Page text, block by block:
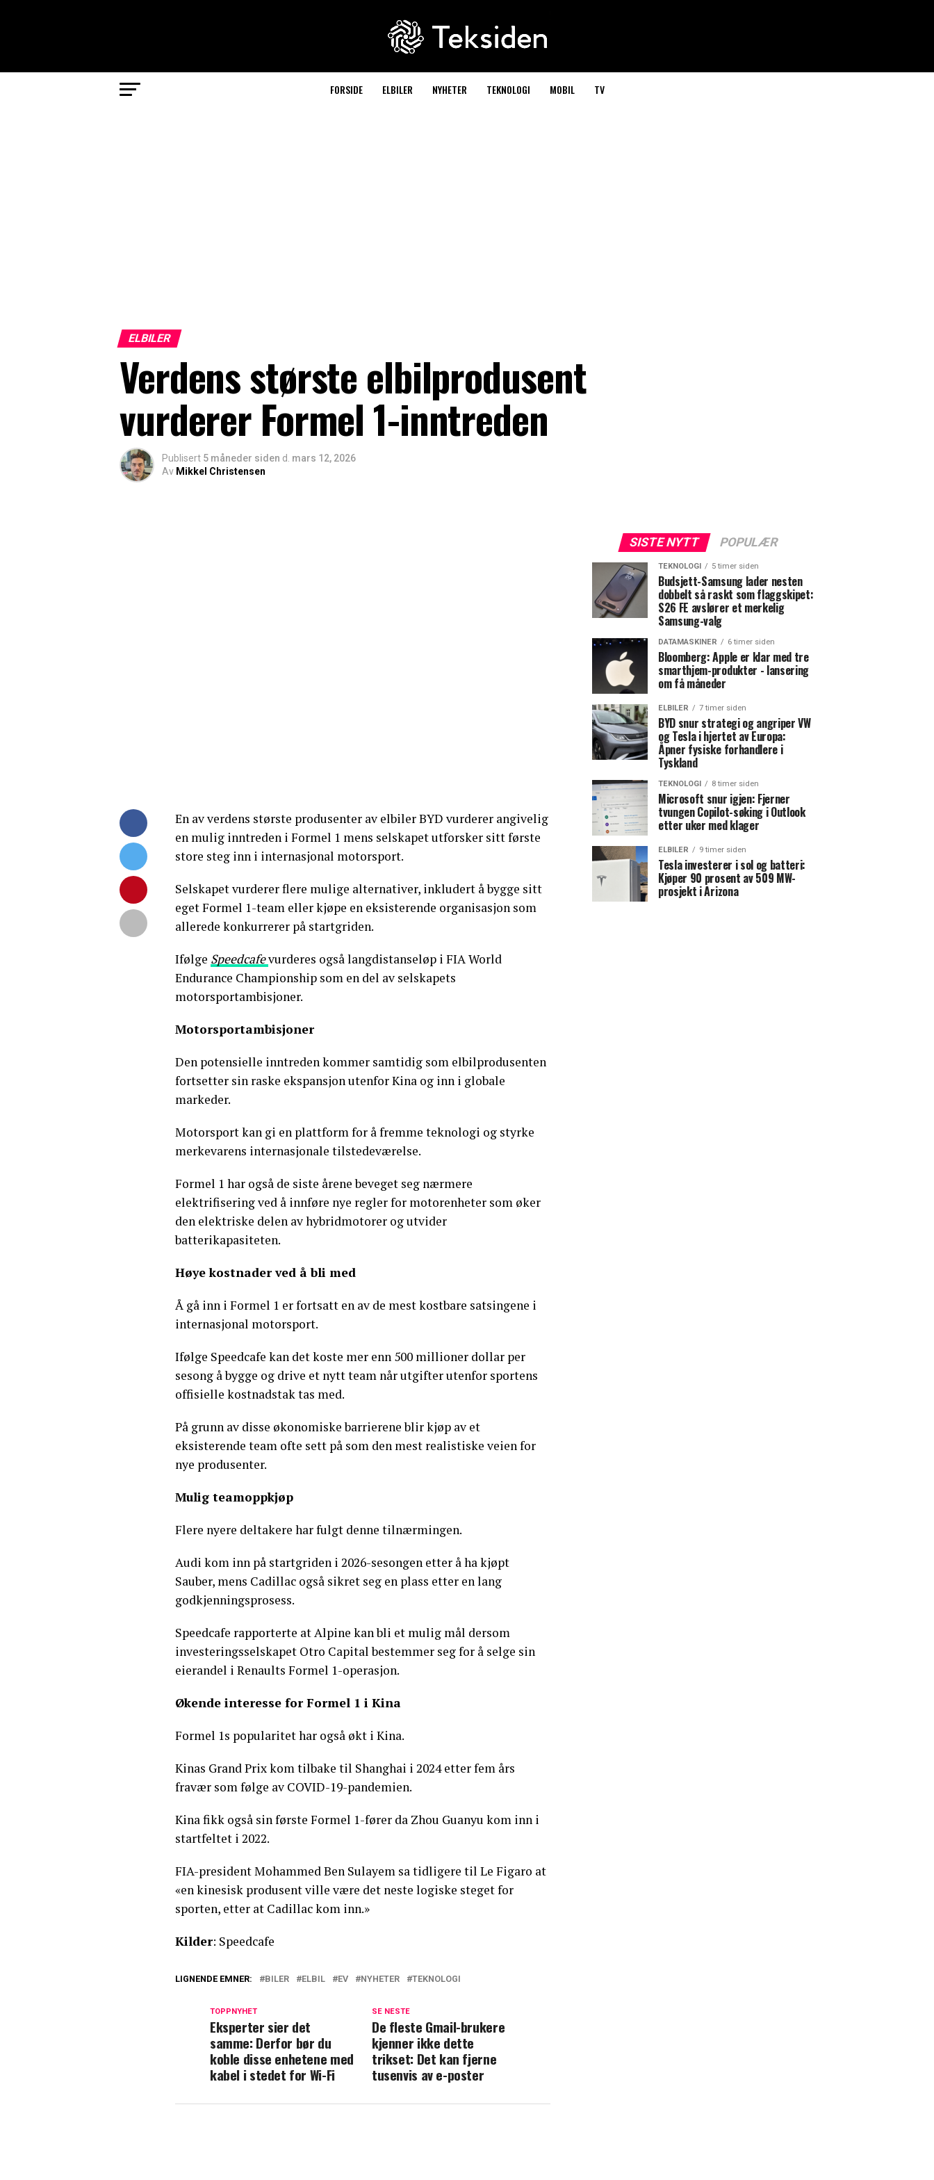
FORSIDE ELBILER NYHETER TEKNOLOGI MOBIL TV
ELBILER
Verdens største elbilprodusent
vurderer Formel 1-inntreden
Publisert 5 måneder siden d. mars 12, 2026
Av Mikkel Christensen
En av verdens største produsenter av elbiler BYD vurderer angivelig
en mulig inntreden i Formel 1 mens selskapet utforsker sitt første
store steg inn i internasjonal motorsport.
Selskapet vurderer flere mulige alternativer, inkludert å bygge sitt
eget Formel 1-team eller kjøpe en eksisterende organisasjon som
allerede konkurrerer på startgriden.
Ifølge Speedcafevurderes også langdistanseløp i FIA World
Endurance Championship som en del av selskapets
motorsportambisjoner.
Motorsportambisjoner
Den potensielle inntreden kommer samtidig som elbilprodusenten
fortsetter sin raske ekspansjon utenfor Kina og inn i globale
markeder.
Motorsport kan gi en plattform for å fremme teknologi og styrke
merkevarens internasjonale tilstedeværelse.
Formel 1 har også de siste årene beveget seg nærmere
elektrifisering ved å innføre nye regler for motorenheter som øker
den elektriske delen av hybridmotorer og utvider
batterikapasiteten.
Høye kostnader ved å bli med
Å gå inn i Formel 1 er fortsatt en av de mest kostbare satsingene i
internasjonal motorsport.
Ifølge Speedcafe kan det koste mer enn 500 millioner dollar per
sesong å bygge og drive et nytt team når utgifter utenfor sportens
offisielle kostnadstak tas med.
På grunn av disse økonomiske barrierene blir kjøp av et
eksisterende team ofte sett på som den mest realistiske veien for
nye produsenter.
Mulig teamoppkjøp
Flere nyere deltakere har fulgt denne tilnærmingen.
Audi kom inn på startgriden i 2026-sesongen etter å ha kjøpt
Sauber, mens Cadillac også sikret seg en plass etter en lang
godkjenningsprosess.
Speedcafe rapporterte at Alpine kan bli et mulig mål dersom
investeringsselskapet Otro Capital bestemmer seg for å selge sin
eierandel i Renaults Formel 1-operasjon.
Økende interesse for Formel 1 i Kina
Formel 1s popularitet har også økt i Kina.
Kinas Grand Prix kom tilbake til Shanghai i 2024 etter fem års
fravær som følge av COVID-19-pandemien.
Kina fikk også sin første Formel 1-fører da Zhou Guanyu kom inn i
startfeltet i 2022.
FIA-president Mohammed Ben Sulayem sa tidligere til Le Figaro at
«en kinesisk produsent ville være det neste logiske steget for
sporten, etter at Cadillac kom inn.»
Kilder: Speedcafe
LIGNENDE EMNER: BILER ELBIL EV NYHETER TEKNOLOGI
SE NESTE
De fleste Gmail-brukere
kjenner ikke dette
trikset: Det kan fjerne
tusenvis av e-poster
TOPPNYHET
Eksperter sier det
samme: Derfor bør du
koble disse enhetene med
kabel i stedet for Wi-Fi
SISTE NYTT POPULÆR
TEKNOLOGI 5 timer siden
Budsjett-Samsung lader nesten
dobbelt så raskt som flaggskipet:
S26 FE avslører et merkelig
Samsung-valg
DATAMASKINER 6 timer siden
Bloomberg: Apple er klar med tre
smarthjem-produkter - lansering
om få måneder
ELBILER 7 timer siden
BYD snur strategi og angriper VW
og Tesla i hjertet av Europa:
Åpner fysiske forhandlere i
Tyskland
TEKNOLOGI 8 timer siden
Microsoft snur igjen: Fjerner
tvungen Copilot-søking i Outlook
etter uker med klager
ELBILER 9 timer siden
Tesla investerer i sol og batteri:
Kjøper 90 prosent av 509 MW-
prosjekt i Arizona